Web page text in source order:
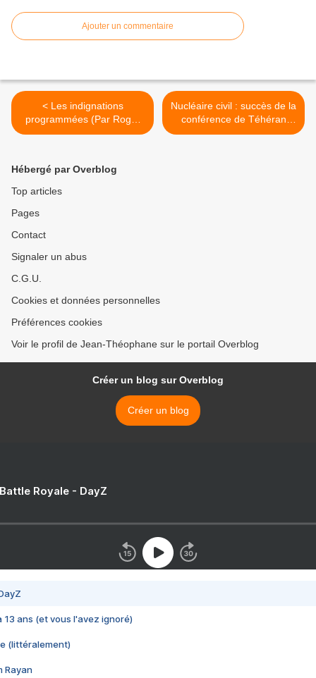
Ajouter un commentaire
< Les indignations
programmées (Par Roger
Holeindre)
Nucléaire civil : succès de la
conférence de Téhéran
(Autorités iraniennes) >
Hébergé par Overblog
Top articles
Pages
Contact
Signaler un abus
C.G.U.
Cookies et données personnelles
Préférences cookies
Voir le profil de Jean-Théophane sur le portail Overblog
Créer un blog sur Overblog
Créer un blog
Royale - DayZ
13 ans (et vous l'avez ignoré)
(littéralement)
Rayan